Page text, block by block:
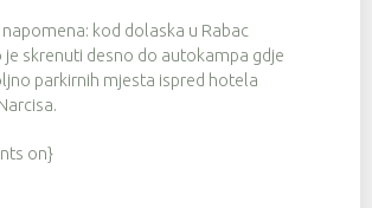
kod dolaska u Rabac
je skrenuti desno do autokampa gdje
parkirnih mjesta ispred hotela
on}